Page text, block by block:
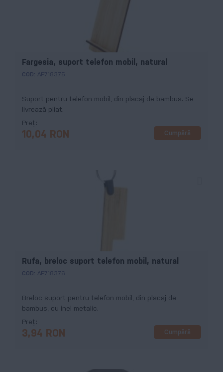
Fargesia, suport telefon mobil, natural
COD: AP718375
Suport pentru telefon mobil, din placaj de bambus. Se
livrează pliat.
Preț
10,04 RON Cumpără
Rufa, breloc suport telefon mobil, natural
COD: AP718376
Breloc suport pentru telefon mobil, din placaj de
bambus, cu inel metalic.
Preț
3,94 RON Cumpără